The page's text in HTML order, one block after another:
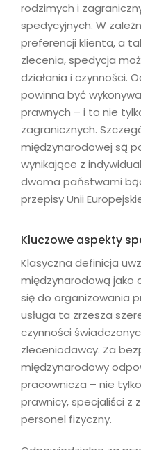
rodzimych i
spedycyjnych. W
preferencji klienta, a
zlecenia, spedycja
działania i czynności.
powinna być
prawnych – i to nie
zagranicznych.
międzynarodowej są
wynikające z
dwoma państwami
przepisy Unii
Kluczowe aspekty
Klasyczna definicja
międzynarodową jako
się do organizowania
usługa ta zrzesza
czynności
zleceniodawcy. Za
międzynarodowy
pracownicza – nie
prawnicy, specjaliści z
personel fizyczny.